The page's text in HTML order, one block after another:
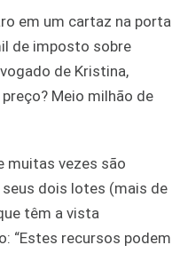
em um cartaz na porta
de imposto sobre
de Kristina,
Meio milhão de
muitas vezes são
dois lotes (mais de
têm a vista
“Estes recursos podem